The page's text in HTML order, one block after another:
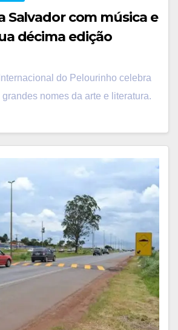
Salvador com música e
décima edição
do Pelourinho celebra
nomes da arte e literatura.